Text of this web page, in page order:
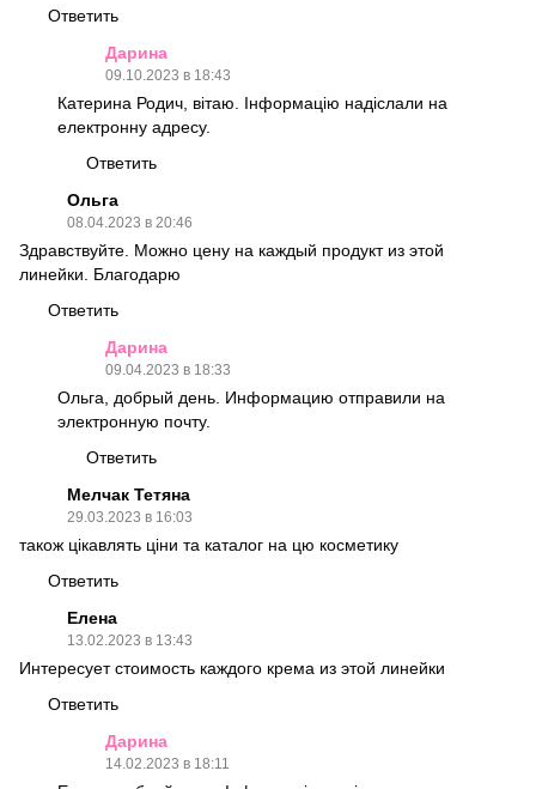
Ответить
Дарина
09.10.2023 в 18:43
Катерина Родич, вітаю. Інформацію надіслали на
електронну адресу.
Ответить
Ольга
08.04.2023 в 20:46
Здравствуйте. Можно цену на каждый продукт из этой
линейки. Благодарю
Ответить
Дарина
09.04.2023 в 18:33
Ольга, добрый день. Информацию отправили на
электронную почту.
Ответить
Мелчак Тетяна
29.03.2023 в 16:03
також цікавлять ціни та каталог на цю косметику
Ответить
Елена
13.02.2023 в 13:43
Интересует стоимость каждого крема из этой линейки
Ответить
Дарина
14.02.2023 в 18:11